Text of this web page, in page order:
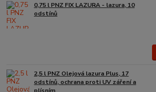
0,75 l PNZ FIX LAZURA - lazura, 10
odstínů
2,5 l PNZ Olejová lazura Plus, 17
odstínů, ochrana proti UV záření a